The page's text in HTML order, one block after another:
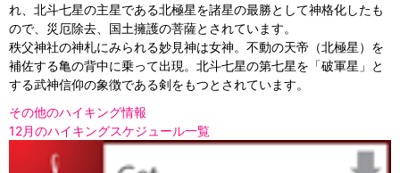
れ、北斗七星の主星である北極星を諸星の最勝として神格化したも
ので、災厄除去、国土擁護の菩薩とされています。
秩父神社の神札にみられる妙見神は女神。不動の天帝（北極星）を
補佐する亀の背中に乗って出現。北斗七星の第七星を「破軍星」と
する武神信仰の象徴である剣をもつとされています。
その他のハイキング情報
12月のハイキングスケジュール一覧